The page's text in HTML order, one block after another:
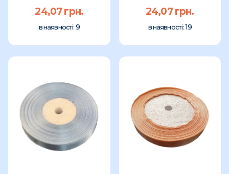
24,07 грн.
в наявності: 9
24,07 грн.
в наявності: 19